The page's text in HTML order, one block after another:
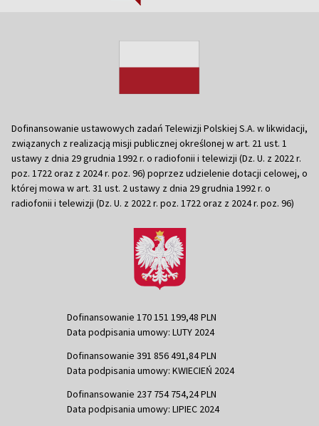
Dofinansowanie ustawowych zadań Telewizji Polskiej S.A. w likwidacji,
związanych z realizacją misji publicznej określonej w art. 21 ust. 1
ustawy z dnia 29 grudnia 1992 r. o radiofonii i telewizji (Dz. U. z 2022 r.
poz. 1722 oraz z 2024 r. poz. 96) poprzez udzielenie dotacji celowej, o
której mowa w art. 31 ust. 2 ustawy z dnia 29 grudnia 1992 r. o
radiofonii i telewizji (Dz. U. z 2022 r. poz. 1722 oraz z 2024 r. poz. 96)
Dofinansowanie 170 151 199,48 PLN
Data podpisania umowy: LUTY 2024
Dofinansowanie 391 856 491,84 PLN
Data podpisania umowy: KWIECIEŃ 2024
Dofinansowanie 237 754 754,24 PLN
Data podpisania umowy: LIPIEC 2024